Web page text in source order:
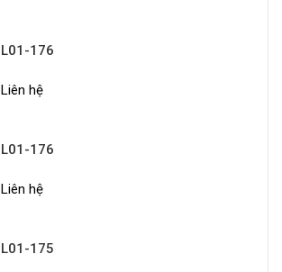
L01-176
Liên hệ
L01-176
Liên hệ
L01-175